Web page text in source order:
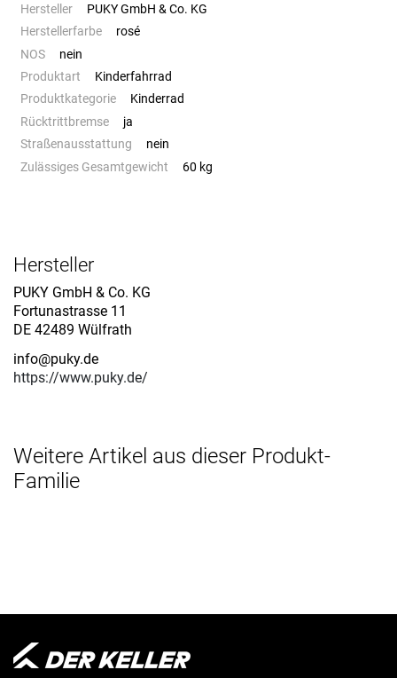
Hersteller
PUKY GmbH & Co. KG
Herstellerfarbe
rosé
NOS
nein
Produktart
Kinderfahrrad
Produktkategorie
Kinderrad
Rücktrittbremse
ja
Straßenausstattung
nein
Zulässiges Gesamtgewicht
60 kg
Hersteller
PUKY GmbH & Co. KG
Fortunastrasse 11
DE 42489 Wülfrath
info@puky.de
https://www.puky.de/
Weitere Artikel aus dieser Produkt-
Familie